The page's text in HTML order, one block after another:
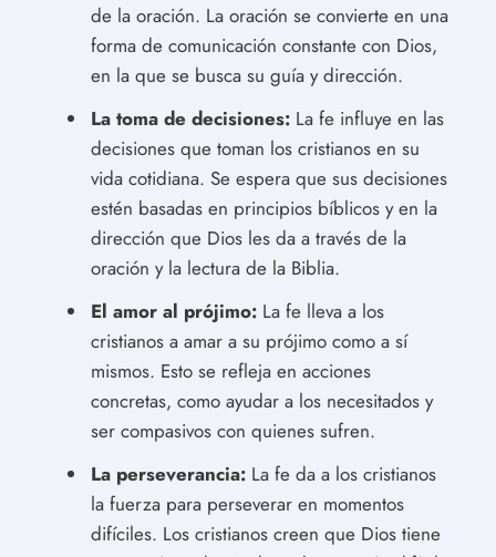
de la oración. La oración se convierte en una
forma de comunicación constante con Dios,
en la que se busca su guía y dirección.
La toma de decisiones: La fe influye en las
decisiones que toman los cristianos en su
vida cotidiana. Se espera que sus decisiones
estén basadas en principios bíblicos y en la
dirección que Dios les da a través de la
oración y la lectura de la Biblia.
El amor al prójimo: La fe lleva a los
cristianos a amar a su prójimo como a sí
mismos. Esto se refleja en acciones
concretas, como ayudar a los necesitados y
ser compasivos con quienes sufren.
La perseverancia: La fe da a los cristianos
la fuerza para perseverar en momentos
difíciles. Los cristianos creen que Dios tiene